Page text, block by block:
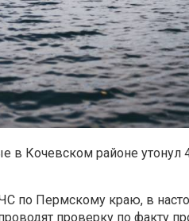
в Кочевском районе утонул
по Пермскому краю, в
проверку по факту